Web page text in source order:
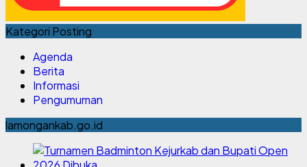
Kategori Posting
Agenda
Berita
Informasi
Pengumuman
lamongankab.go.id